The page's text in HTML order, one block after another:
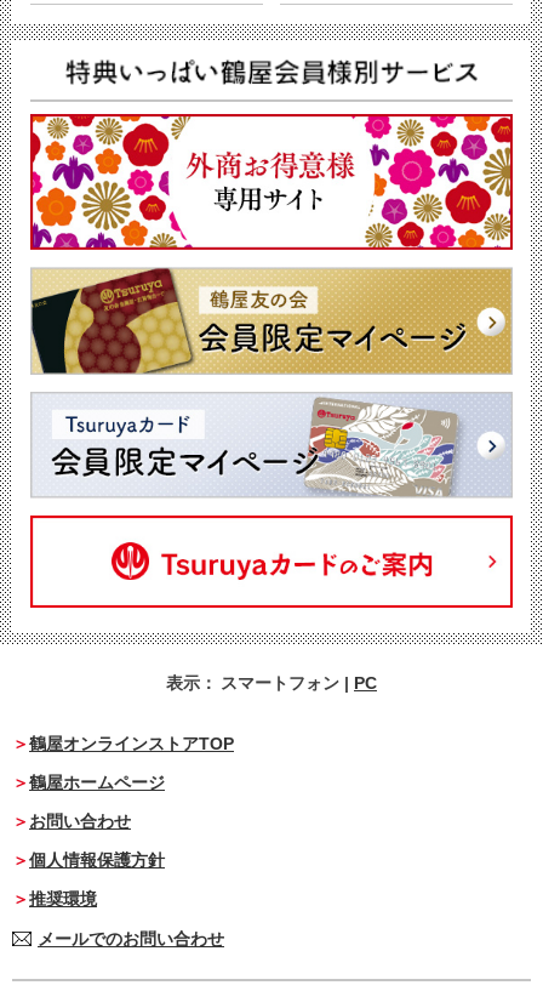
表示： スマートフォン | PC
鶴屋オンラインストアTOP
鶴屋ホームページ
お問い合わせ
個人情報保護方針
推奨環境
メールでのお問い合わせ